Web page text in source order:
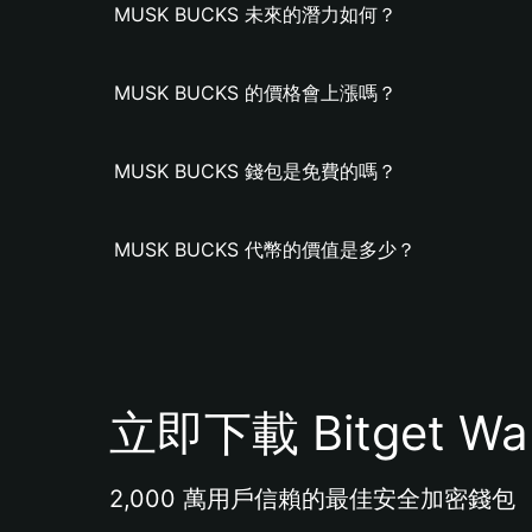
MUSK BUCKS 未來的潛力如何？
MUSK BUCKS 的價格會上漲嗎？
MUSK BUCKS 錢包是免費的嗎？
MUSK BUCKS 代幣的價值是多少？
立即下載 Bitget
2,000 萬用戶信賴的最佳安全加密錢包